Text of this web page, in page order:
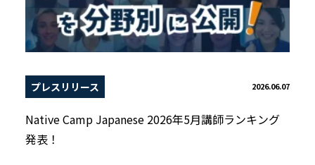
プレスリリース 2026.06.07
Native Camp Japanese 2026年5月講師ランキング
発表！